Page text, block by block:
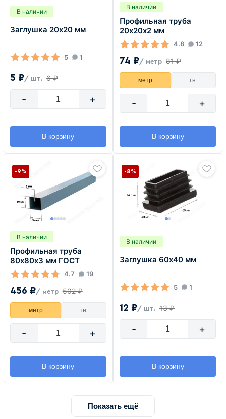
В наличии
Заглушка 20х20 мм
5 1
5 ₽/ шт. 6 ₽
- +
В корзину
В наличии
Профильная труба
20х20х2 мм
4.8 12
74 ₽/ метр 81 ₽
метр тн.
- +
В корзину
В наличии
Профильная труба
80х80х3 мм ГОСТ
4.7 19
456 ₽/ метр 502 ₽
-9%
метр тн.
- +
В корзину
В наличии
Заглушка 60х40 мм
5 1
12 ₽/ шт. 13 ₽
-8%
- +
В корзину
Показать ещё